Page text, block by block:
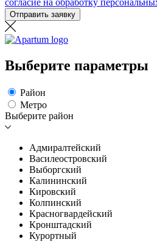
согласие на обработку
Отправить заявку
Выберите параметры
Район
Метро
Выберите район
Адмиралтейский
Василеостровский
Выборгский
Калининский
Кировский
Колпинский
Красногвардейский
Кронштадский
Курортный